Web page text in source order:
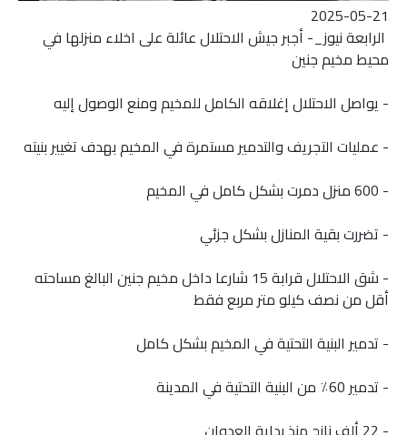
2025-05-21
الرابعة نيوز_- أجبر جيش الاحتلال عائلة على اخلاء منزلها في
محيط مخيم جنين
- يواصل الاحتلال إغلاقه الكامل للمخيم ومنع الوصول إليه
- عمليات التجريف والتدمير مستمرة في المخيم بهدف تغيير بنيته
- 600 منزل دمرت بشكل كامل في المخيم
- تضررت بقية المنازل بشكل جزئي
- شق الاحتلال قرابة 15 شارعا داخل مخيم جنين البالغ مساحته
أقل من نصف كيلو متر مربع فقط
- تدمير البنية التحتية في المخيم بشكل كامل
- تدمير 60٪؜ من البنية التحتية في المدينة